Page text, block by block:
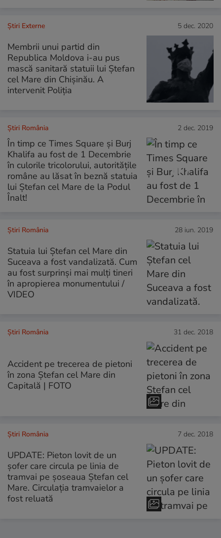
Știri Externe 5 dec. 2020
Membrii unui partid din
Republica Moldova i-au pus
mască sanitară statuii lui Ștefan
cel Mare din Chișinău. A
intervenit Poliția
Știri România 2 dec. 2019
În timp ce Times Square și Burj
Khalifa au fost de 1 Decembrie
în culorile tricolorului, autoritățile
române au lăsat în beznă statuia
lui Ștefan cel Mare de la Podul
Înalt!
Știri România 28 iun. 2019
Statuia lui Ștefan cel Mare din
Suceava a fost vandalizată. Cum
au fost surprinși mai mulți tineri
în apropierea monumentului /
VIDEO
Știri România 31 dec. 2018
Accident pe trecerea de pietoni
în zona Ștefan cel Mare din
Capitală | FOTO
Știri România 7 dec. 2018
UPDATE: Pieton lovit de un
șofer care circula pe linia de
tramvai pe șoseaua Ștefan cel
Mare. Circulația tramvaielor a
fost reluată